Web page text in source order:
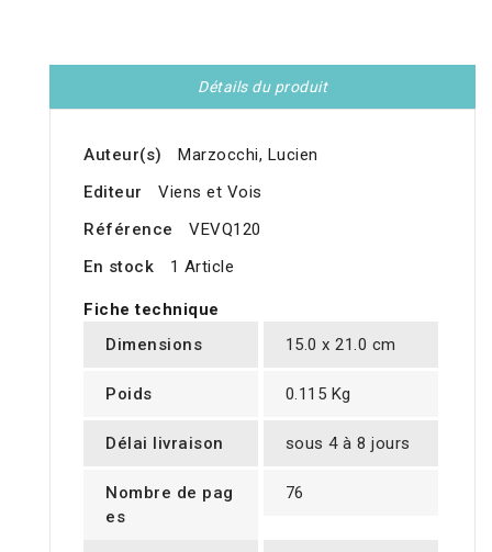
Détails du produit
Auteur(s)
Marzocchi, Lucien
Editeur
Viens et Vois
Référence
VEVQ120
En stock
1 Article
Fiche technique
Dimensions
15.0 x 21.0 cm
Poids 0.115 Kg
Délai livraison sous 4 à 8 jours
Nombre de pag
es
76